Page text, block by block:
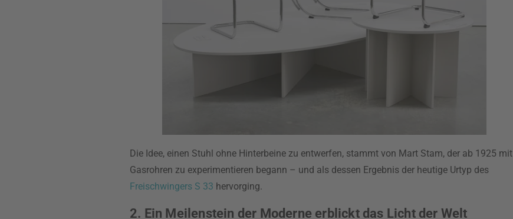
Die Idee, einen Stuhl ohne Hinterbeine zu entwerfen, stammt von Mart Stam, der ab 1925 mit
Gasrohren zu experimentieren begann – und als dessen Ergebnis der heutige Urtyp des
Freischwingers S 33 hervorging.
2. Ein Meilenstein der Moderne erblickt das Licht der Welt